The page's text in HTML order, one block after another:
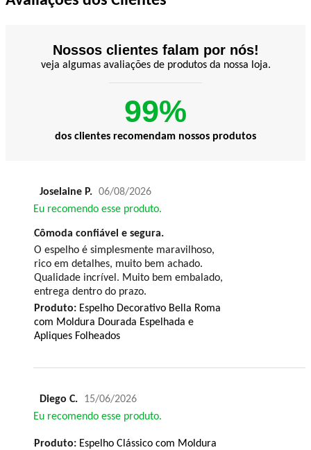
Nossos clientes falam por nós!
veja algumas avaliações de produtos da nossa loja.
99%
dos clientes recomendam nossos produtos
Joselaine P. 06/08/2026
Eu recomendo esse produto.
Cômoda confiável e segura.
O espelho é simplesmente maravilhoso,
rico em detalhes, muito bem achado.
Qualidade incrível. Muito bem embalado,
entrega dentro do prazo.
Produto: Espelho Decorativo Bella Roma
com Moldura Dourada Espelhada e
Apliques Folheados
Diego C.
15/06/2026
Eu recomendo esse produto.
Produto: Espelho Clássico com Moldura